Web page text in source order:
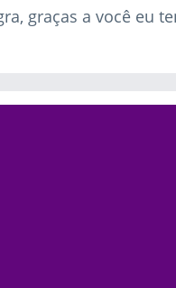
graças a você eu